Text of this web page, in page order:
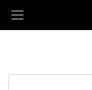
Pannello